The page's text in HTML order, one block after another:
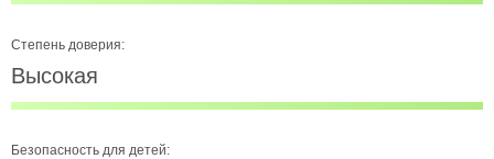
Степень доверия:
Высокая
Безопасность для детей: